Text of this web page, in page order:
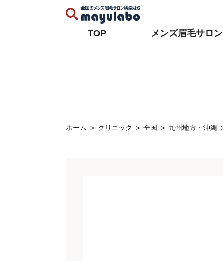
: Constant WP_AUTO_UPDATE_CORE already defined in
: Constant AUTOMATIC_UPDATER_DISABLED already defined in/home/xs679489/
TOP メンズ眉毛サロ
ホーム クリニック 全国 九州地方・沖縄